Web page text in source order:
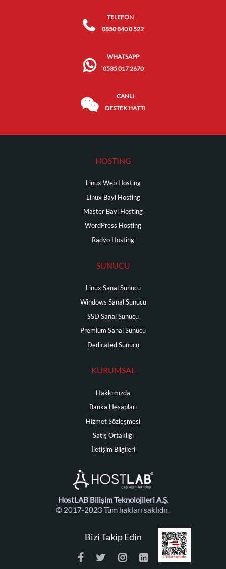
TELEFON
0850 840 0 522
WHATSAPP
0535 017 2670
CANLI
DESTEK HATTI
HOSTING
Linux Web Hosting
Linux Bayi Hosting
Master Bayi Hosting
WordPress Hosting
Radyo Hosting
SUNUCU
Linux Sanal Sunucu
Windows Sanal Sunucu
SSD Sanal Sunucu
Premium Sanal Sunucu
Dedicated Sunucu
KURUMSAL
Hakkımızda
Banka Hesapları
Hizmet Sözleşmesi
Satış Ortaklığı
İletişim Bilgileri
HostLAB Bilişim Teknolojileri A.Ş.
© 2017-2023 Tüm hakları saklıdır.
Bizi Takip Edin